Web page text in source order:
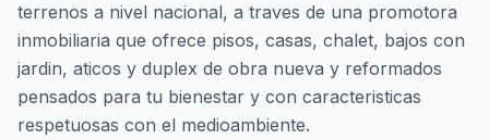
terrenos a nivel nacional, a traves de una promotora
inmobiliaria que ofrece pisos, casas, chalet, bajos con
jardin, aticos y duplex de obra nueva y reformados
pensados para tu bienestar y con caracteristicas
respetuosas con el medioambiente.